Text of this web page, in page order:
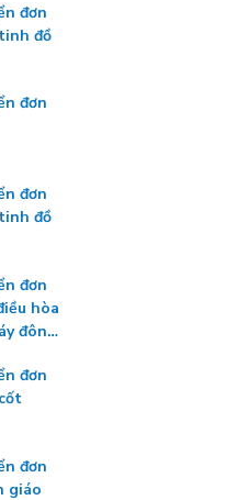
đơn
đồ
đơn
đơn
đồ
đơn
hòa
đông
đơn
đơn
giáo